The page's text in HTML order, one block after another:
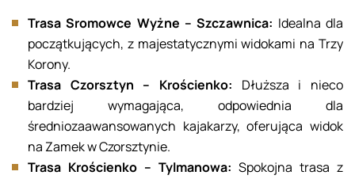
Trasa Sromowce Wyżne – Szczawnica: Idealna dla
początkujących, z majestatycznymi widokami na Trzy
Korony.
Trasa Czorsztyn – Krościenko: Dłuższa i nieco
bardziej wymagająca, odpowiednia dla
średniozaawansowanych kajakarzy, oferująca widok
na Zamek w Czorsztynie.
Trasa Krościenko – Tylmanowa: Spokojna trasa z